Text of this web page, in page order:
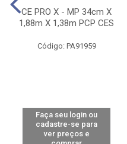
CE PRO X - MP 34cm X
1,88m X 1,38m PCP CES
Código: PA91959
Faça seu login ou
cadastre-se para
ver preços e